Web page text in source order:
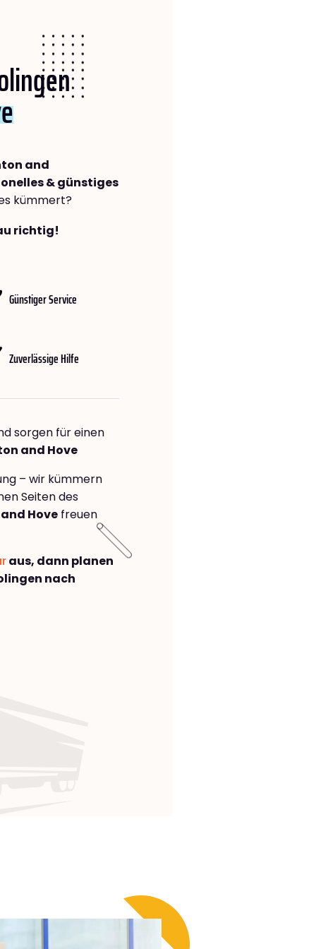
and
& günstiges
kümmert?
richtig!
Günstiger Service
Zuverlässige Hilfe
sorgen für einen
and Hove
– wir kümmern
Seiten des
Hove freuen
aus, dann planen
nach